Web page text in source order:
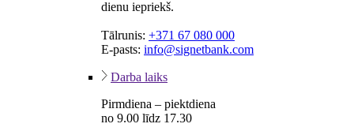
dienu iepriekš.
Tālrunis: +371 67 080 000
E-pasts: info@signetbank.com
Darba laiks
Pirmdiena – piektdiena
no 9.00 līdz 17.30